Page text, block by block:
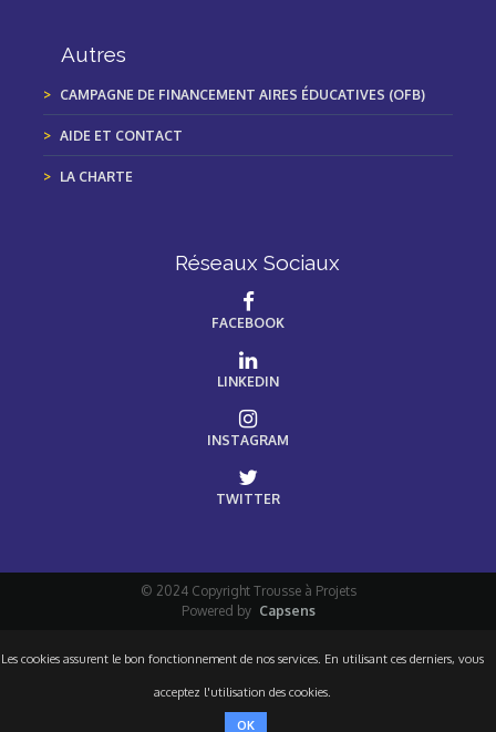
Autres
CAMPAGNE DE FINANCEMENT AIRES ÉDUCATIVES (OFB)
AIDE ET CONTACT
LA CHARTE
Réseaux Sociaux
FACEBOOK
LINKEDIN
INSTAGRAM
TWITTER
© 2024 Copyright Trousse à Projets
Powered by Capsens
Les cookies assurent le bon fonctionnement de nos services. En utilisant ces derniers, vous
acceptez l'utilisation des cookies.
OK